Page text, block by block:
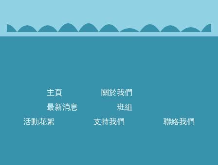
主頁
關於我們
最新消息
班組
活動花絮
支持我們 聯絡我們